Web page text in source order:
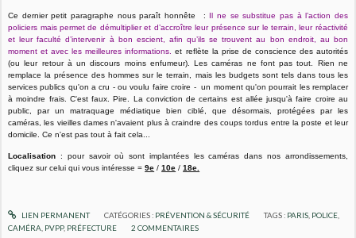
Ce dernier petit paragraphe nous paraît honnête : Il ne se substitue pas à l’action des
policiers mais permet de démultiplier et d’accroître leur présence sur le terrain, leur réactivité
et leur faculté d’intervenir à bon escient, afin qu’ils se trouvent au bon endroit, au bon
moment et avec les meilleures informations.
et reflète la prise de conscience des autorités
(ou leur retour à un discours moins enfumeur). Les caméras ne font pas tout. Rien ne
remplace la présence des hommes sur le terrain, mais les budgets sont tels dans tous les
services publics qu'on a cru - ou voulu faire croire - un moment qu'on pourrait les remplacer
à moindre frais. C'est faux. Pire. La conviction de certains est allée jusqu'à faire croire au
public, par un matraquage médiatique bien ciblé, que désormais, protégées par les
caméras, les vieilles dames n'avaient plus à craindre des coups tordus entre la poste et leur
domicile. Ce n'est pas tout à fait cela...
Localisation : pour savoir où sont implantées les caméras dans nos arrondissements,
cliquez sur celui qui vous intéresse =9e /10e /18e.
LIEN PERMANENT CATÉGORIES : PRÉVENTION & SÉCURITÉ TAGS : PARIS POLICE
CAMÉRA PVPP, PRÉFECTURE 2 COMMENTAIRES